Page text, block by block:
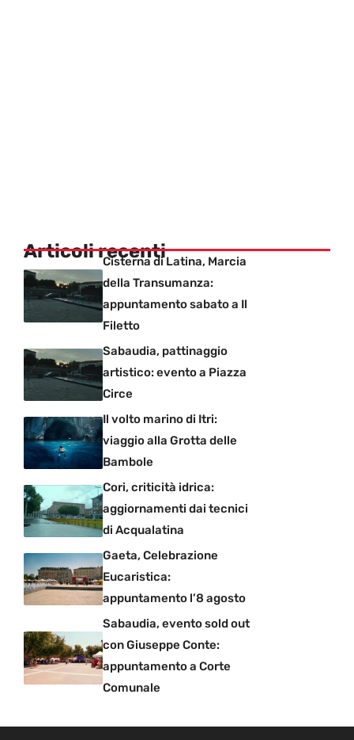
Articoli recentiCisterna di Latina, Marcia
della Transumanza:
appuntamento sabato a Il
Filetto
Sabaudia, pattinaggio
artistico: evento a Piazza
Circe
Il volto marino di Itri:
viaggio alla Grotta delle
Bambole
Cori, criticità idrica:
aggiornamenti dai tecnici
di Acqualatina
Gaeta, Celebrazione
Eucaristica:
appuntamento l’8 agosto
Sabaudia, evento sold out
con Giuseppe Conte:
appuntamento a Corte
Comunale